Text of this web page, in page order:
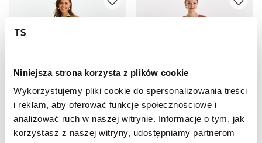
Niniejsza strona korzysta z plików cookie
Wykorzystujemy pliki cookie do spersonalizowania treści
i reklam, aby oferować funkcje społecznościowe i
analizować ruch w naszej witrynie. Informacje o tym, jak
korzystasz z naszej witryny, udostępniamy partnerom
SALE
OUTLET
HOT